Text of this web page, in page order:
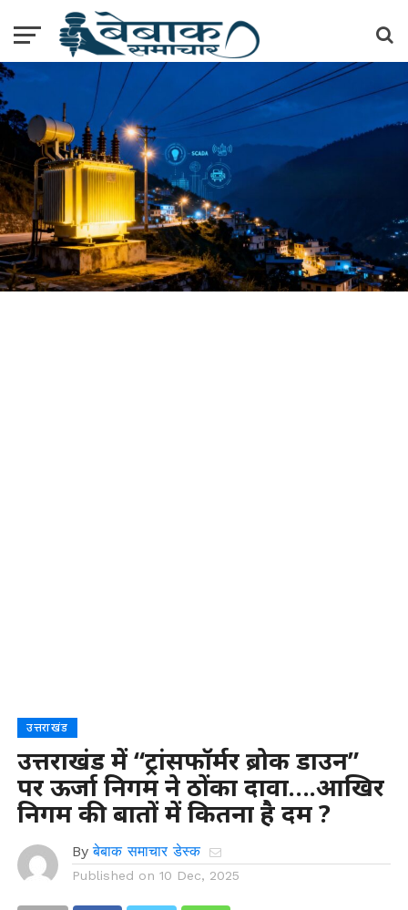
उत्तराखंड
उत्तराखंड में “ट्रांसफॉर्मर ब्रोक डाउन”
पर ऊर्जा निगम ने ठोंका दावा….आखिर
निगम की बातों में कितना है दम ?
By बेबाक समाचार डेस्क
Published on 10 Dec, 2025